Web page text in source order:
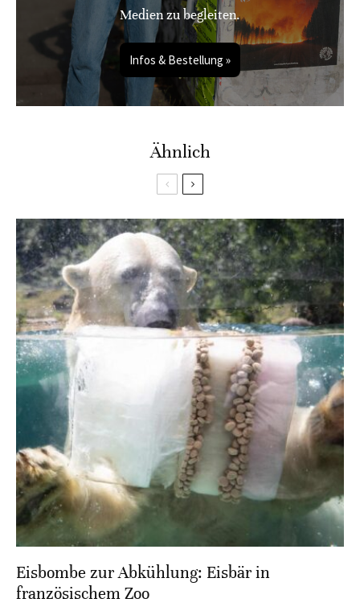
Medien zu begleiten.
Infos & Bestellung »
Ähnlich
Eisbombe zur Abkühlung: Eisbär in
französischem Zoo